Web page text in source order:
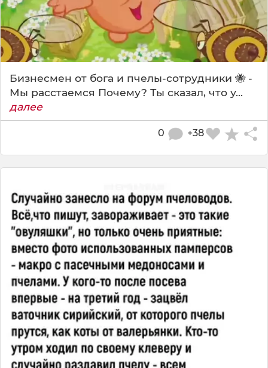
Бизнесмен от бога и пчелы-сотрудники 🐝 -
Мы расстаемся Почему? Ты сказал, что у...
далее
+38
0